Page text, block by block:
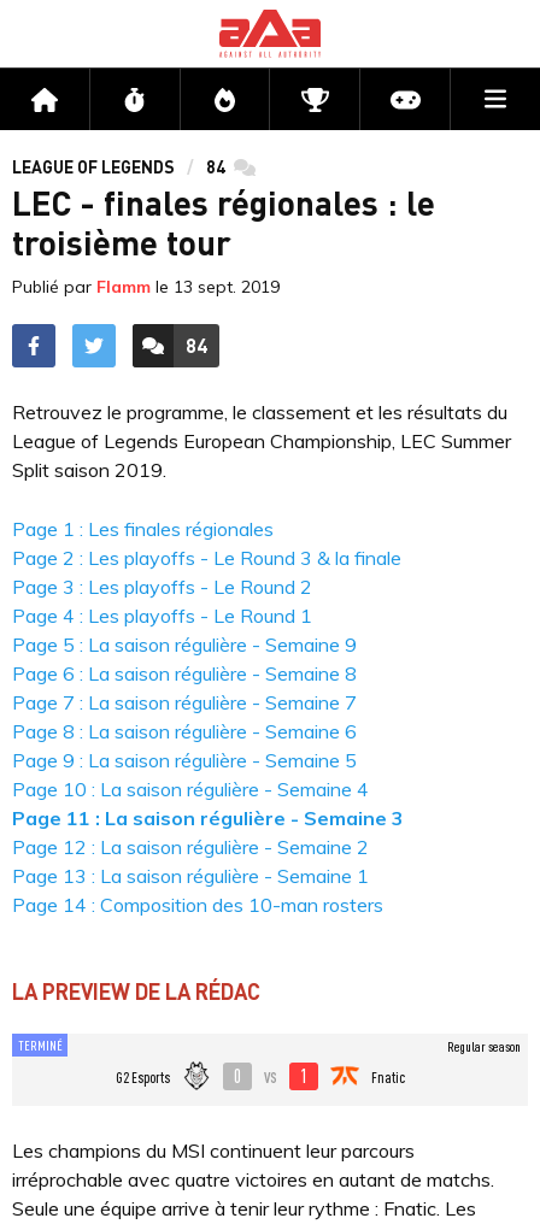
Accueil Flux Directs CompétitionsActu jeux
LEAGUE OF LEGENDS 84 commentaires
LEC - finales régionales : le
troisième tour
Publié par Flamm le 13 sept. 2019
ACCÉDER AUX
84
COMMENTAIRES
Retrouvez le programme, le classement et les résultats du
League of Legends European Championship, LEC Summer
Split saison 2019.
Page 1 : Les finales régionales
Page 2 : Les playoffs - Le Round 3 & la finale
Page 3 : Les playoffs - Le Round 2
Page 4 : Les playoffs - Le Round 1
Page 5 : La saison régulière - Semaine 9
Page 6 : La saison régulière - Semaine 8
Page 7 : La saison régulière - Semaine 7
Page 8 : La saison régulière - Semaine 6
Page 9 : La saison régulière - Semaine 5
Page 10 : La saison régulière - Semaine 4
Page 11 : La saison régulière - Semaine 3
Page 12 : La saison régulière - Semaine 2
Page 13 : La saison régulière - Semaine 1
Page 14 : Composition des 10-man rosters
LA PREVIEW DE LA RÉDAC
TERMINÉ
G2 Esports 0 vs 1 Fnatic
Regular season
Les champions du MSI continuent leur parcours
irréprochable avec quatre victoires en autant de matchs.
Seule une équipe arrive à tenir leur rythme : Fnatic. Les